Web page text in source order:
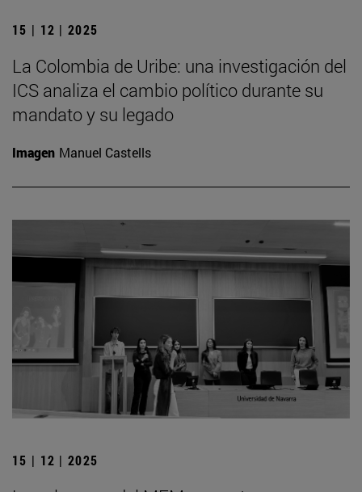
15 | 12 | 2025
La Colombia de Uribe: una investigación del
ICS analiza el cambio político durante su
mandato y su legado
Imagen Manuel Castells
15 | 12 | 2025